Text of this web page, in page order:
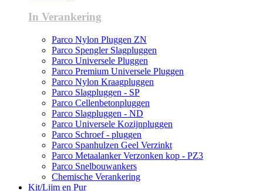
In Verankering
Parco Nylon Pluggen ZN
Parco Spengler Slagpluggen
Parco Universele Pluggen
Parco Premium Universele Pluggen
Parco Nylon Kraagpluggen
Parco Slagpluggen - SP
Parco Cellenbetonpluggen
Parco Slagpluggen - ND
Parco Universele Kozijnpluggen
Parco Schroef - pluggen
Parco Spanhulzen Geel Verzinkt
Parco Metaalanker Verzonken kop - PZ3
Parco Snelbouwankers
Chemische Verankering
Kit/Lijm en Pur